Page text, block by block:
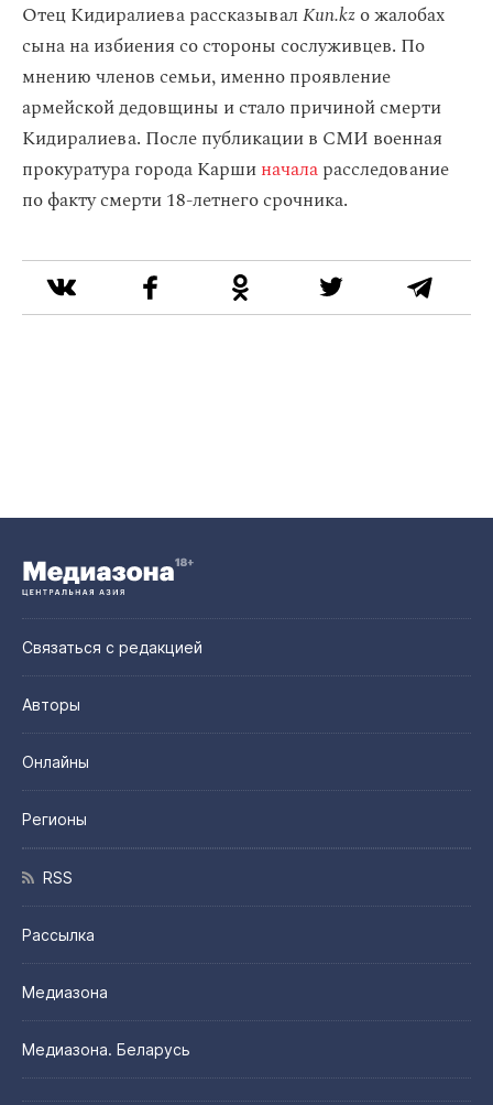
Отец Кидиралиева рассказывалKun.kzо жалобах
сына на избиения со стороны сослуживцев. По
мнению членов семьи, именно проявление
армейской дедовщины и стало причиной смерти
Кидиралиева. После публикации в СМИ военная
прокуратура города Каршиначаларасследование
по факту смерти 18-летнего срочника.
Связаться с редакцией
Авторы
Онлайны
Регионы
RSS
Рассылка
Медиазона
Медиазона. Беларусь